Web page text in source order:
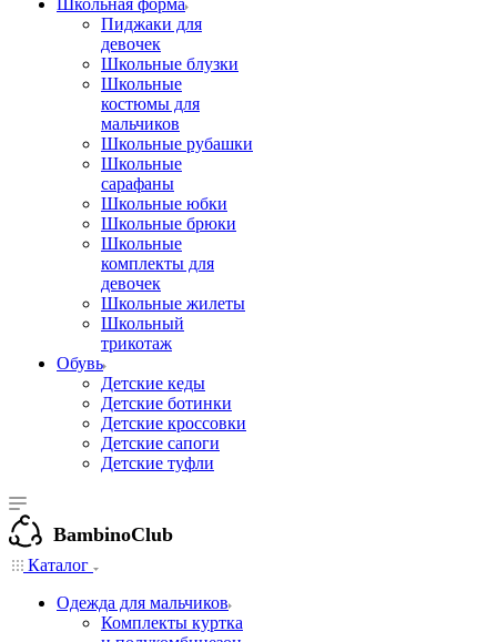
Школьная форма
Пиджаки для
девочек
Школьные блузки
Школьные
костюмы для
мальчиков
Школьные рубашки
Школьные
сарафаны
Школьные юбки
Школьные брюки
Школьные
комплекты для
девочек
Школьные жилеты
Школьный
трикотаж
Обувь
Детские кеды
Детские ботинки
Детские кроссовки
Детские сапоги
Детские туфли
BambinoClub
Каталог
Одежда для мальчиков
Комплекты куртка